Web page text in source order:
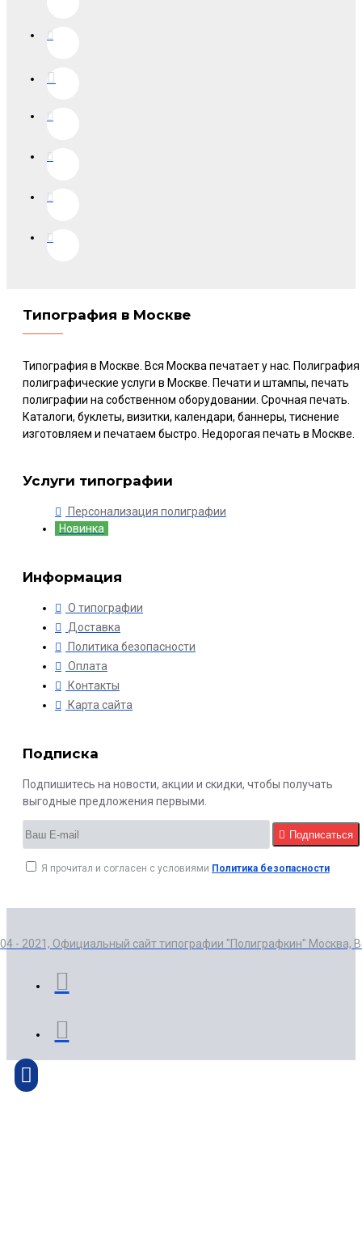
Типография в Москве
Типография в Москве. Вся Москва печатает у нас. Полиграфия
полиграфические услуги в Москве. Печати и штампы, печать
полиграфии на собственном оборудовании. Срочная печать.
Каталоги, буклеты, визитки, календари, баннеры, тиснение
изготовляем и печатаем быстро. Недорогая печать в Москве.
Услуги типографии
Персонализация полиграфии
Новинка
Информация
О типографии
Доставка
Политика безопасности
Оплата
Контакты
Карта сайта
Подписка
Подпишитесь на новости, акции и скидки, чтобы получать
выгодные предложения первыми.
Подписаться
Я прочитал и согласен с условиями Политика безопасности
- 2021, Официальный сайт типографии "Полиграфкин" Москва,